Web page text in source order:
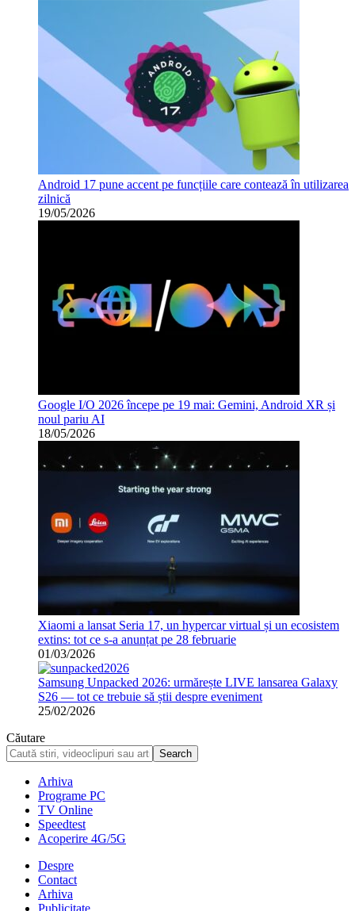
Android 17 pune accent pe funcțiile care contează în utilizarea
zilnică
19/05/2026
Google I/O 2026 începe pe 19 mai: Gemini, Android XR și
noul pariu AI
18/05/2026
Xiaomi a lansat Seria 17, un hypercar virtual și un ecosistem
extins: tot ce s-a anunțat pe 28 februarie
01/03/2026
Samsung Unpacked 2026: urmărește LIVE lansarea Galaxy
S26 — tot ce trebuie să știi despre eveniment
25/02/2026
Căutare
Arhiva
Programe PC
TV Online
Speedtest
Acoperire 4G/5G
Despre
Contact
Arhiva
Publicitate